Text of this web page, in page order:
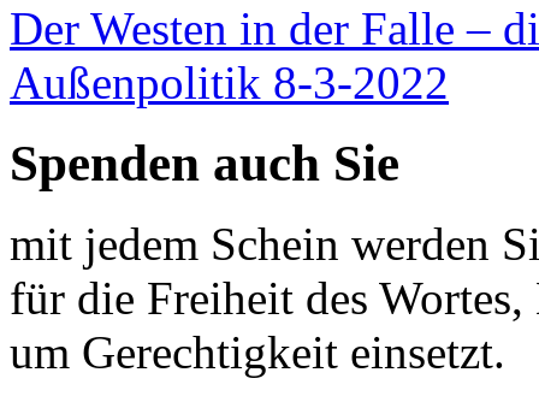
Der Westen in der Falle –
Außenpolitik 8-3-2022
Spenden auch Sie
mit jedem Schein werden
für die Freiheit des
um Gerechtigkeit einsetzt.